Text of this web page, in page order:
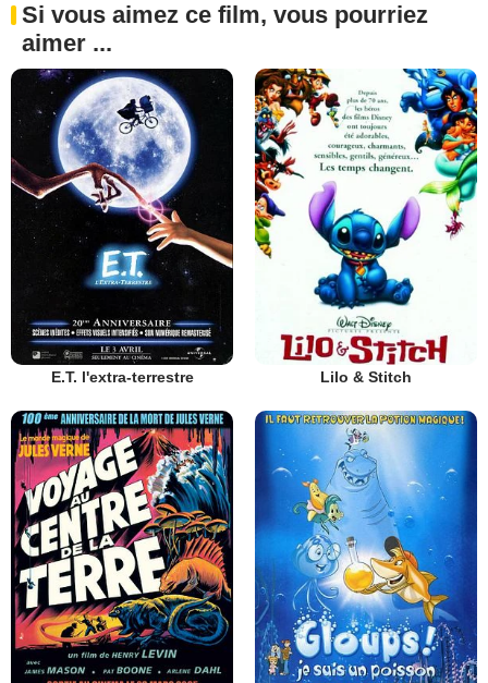
Si vous aimez ce film, vous pourriez
aimer ...
E.T. l'extra-terrestre Lilo & Stitch